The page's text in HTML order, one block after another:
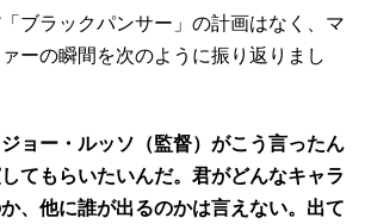
ブラックパンサー」の計画はなく、マ
ーの瞬間を次のように振り返りまし
ジョー・ルッソ（監督）がこう言ったん
てもらいたいんだ。君がどんなキャラ
、他に誰が出るのかは言えない。出て